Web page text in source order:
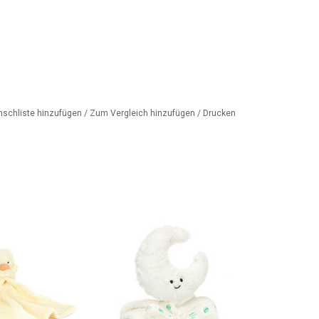
hinzufügen / Zum Vergleich hinzufügen / Drucken
HINZUFÜGEN
ZUM WARENKORB HINZUFÜGEN